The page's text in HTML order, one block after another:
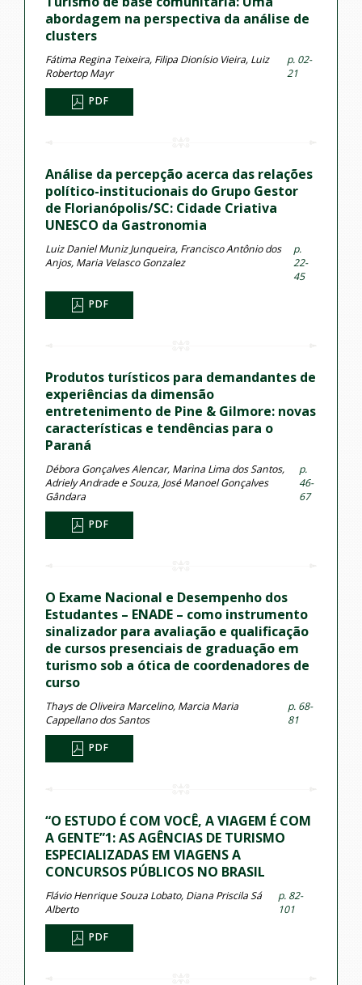
abordagem na perspectiva da análise de
clusters
Fátima Regina Teixeira, Filipa Dionísio Vieira, Luiz
Robertop Mayr
p. 02-
21
PDF
Análise da percepção acerca das relações
político-institucionais do Grupo Gestor
de Florianópolis/SC: Cidade Criativa
UNESCO da Gastronomia
Luiz Daniel Muniz Junqueira, Francisco Antônio dos
Anjos, Maria Velasco Gonzalez
p.
22-
45
PDF
Produtos turísticos para demandantes de
experiências da dimensão
entretenimento de Pine & Gilmore: novas
características e tendências para o
Paraná
Débora Gonçalves Alencar, Marina Lima dos Santos,
Adriely Andrade e Souza, José Manoel Gonçalves
Gândara
p.
46-
67
PDF
O Exame Nacional e Desempenho dos
Estudantes – ENADE – como instrumento
sinalizador para avaliação e qualificação
de cursos presenciais de graduação em
turismo sob a ótica de coordenadores de
curso
Thays de Oliveira Marcelino, Marcia Maria
Cappellano dos Santos
p. 68-
81
PDF
“O ESTUDO É COM VOCÊ, A VIAGEM É COM
A GENTE”1: AS AGÊNCIAS DE TURISMO
ESPECIALIZADAS EM VIAGENS A
CONCURSOS PÚBLICOS NO BRASIL
Flávio Henrique Souza Lobato, Diana Priscila Sá
Alberto
p. 82-
101
PDF